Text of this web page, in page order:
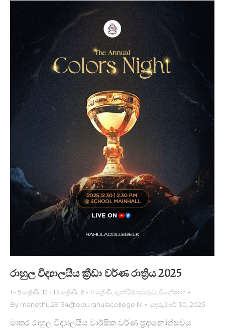
රාහුල විද්‍යාලයීය ක්‍රීඩා වර්ණ රාත්‍රිය 2025
1 - 5 ශ්‍රේණි 12 - 13 ශ්‍රේණි 6 - 11 ශ්‍රේණි දැන්වීම් පුවරුව විශේෂාංග
By manethu.29134@edu.rahulacollege.lk දෙසැම්බර් 30, 2025
මාතර රාහුල විද්‍යාලයීය වාර්ෂික වර්ණ ප්‍රදානෝත්සවය